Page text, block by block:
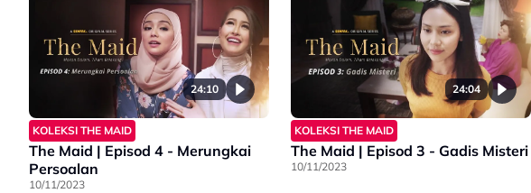
24:10
KOLEKSI THE MAID
The Maid | Episod 4 - Merungkai
Persoalan
10/11/2023
24:04
KOLEKSI THE MAID
The Maid | Episod 3 - Gadis Misteri
10/11/2023